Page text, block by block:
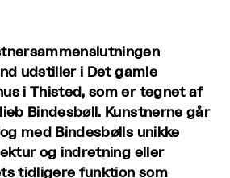
udstiller i Det gamle
i Thisted, som er tegnet af
Bindesbøll. Kunstnerne går
med Bindesbølls unikke
og indretning eller
tidligere funktion som